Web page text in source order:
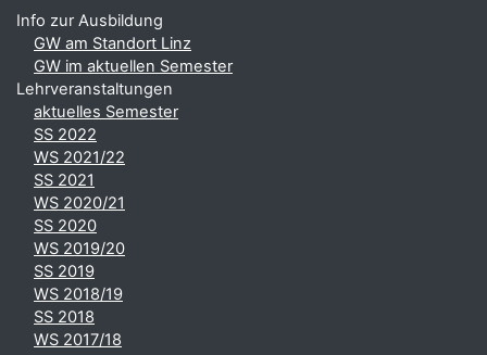
Info zur Ausbildung
GW am Standort Linz
GW im aktuellen Semester
Lehrveranstaltungen
aktuelles Semester
SS 2022
WS 2021/22
SS 2021
WS 2020/21
SS 2020
WS 2019/20
SS 2019
WS 2018/19
SS 2018
WS 2017/18